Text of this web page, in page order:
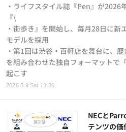
2026.5.9 Sat 13:36
・ライフスタイル誌『Pen』が
『\
・街歩き』を開始し、毎月28日に新
モデルを採用
・第1回は渋谷・百軒店を舞台に、
を組み合わせた独自フォーマットで
起こす
NECと
テンツの